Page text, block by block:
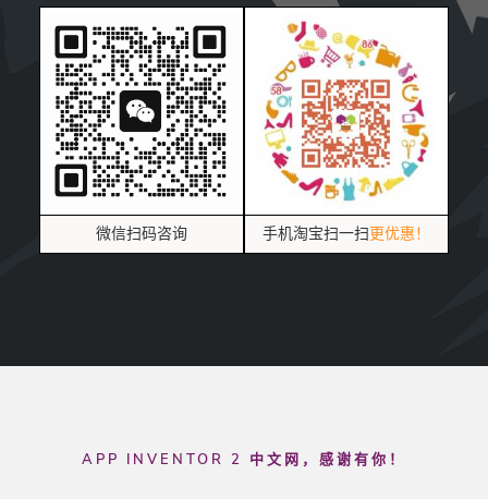
微信扫码咨询 手机淘宝扫一扫更优惠！
微信扫码咨询 手机淘宝扫一扫更优惠！
微信扫码咨询 手机淘宝扫一扫更优惠！
APP INVENTOR 2 中文网，感谢有你！